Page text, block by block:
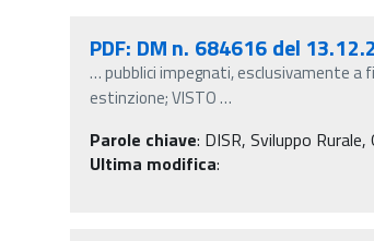
PDF: DM n. 684616 del
…pubblici impegnati, esclusivamente a
estinzione; VISTO…
Parole chiave: DISR, Sviluppo
Ultima modifica: